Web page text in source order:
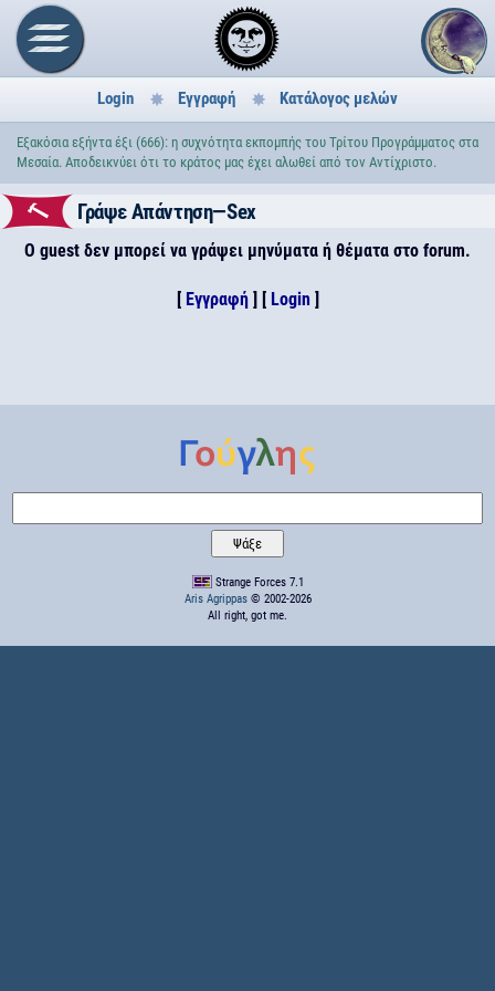
Login Εγγραφή Κατάλογος μελών
Εξακόσια εξήντα έξι (666): η συχνότητα εκπομπής του Τρίτου Προγράμματος στα
Μεσαία. Αποδεικνύει ότι το κράτος μας έχει αλωθεί από τον Αντίχριστο.
Γράψε Απάντηση—Sex
Ο guest δεν μπορεί να γράψει μηνύματα ή θέματα στο forum.
[ Εγγραφή] [ Login ]
Strange Forces 7.1
Aris Agrippas© 2002-2026
All right, got me.